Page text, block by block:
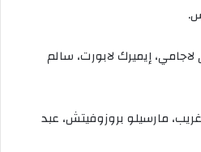
إيميرك لابورت، سالم
مارسيلو بروزوفيتش، عبد